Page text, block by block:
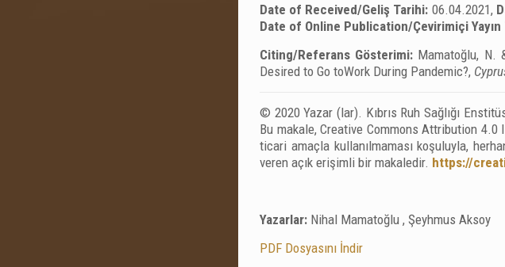
Date of Received/Geliş Tarihi: 06.04.2021,
Date of Online Publication/Çevirimiçi Yayın
Citing/Referans Gösterimi: Mamatoğlu, N.
Desired to Go toWork During Pandemic?,
© 2020 Yazar (lar). Kıbrıs Ruh Sağlığı
Bu makale, Creative Commons Attribution 4.0
ticari amaçla kullanılmaması koşuluyla,
veren açık erişimli bir makaledir. https://
Yazarlar: Nihal Mamatoğlu , Şeyhmus Aksoy
PDF Dosyasını İndir